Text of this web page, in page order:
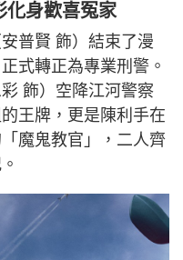
化身歡喜冤家
普賢 飾）結束了漫
式轉正為專業刑警。
飾）空降江河警察
王牌，更是陳利手在
魔鬼教官」，二人齊